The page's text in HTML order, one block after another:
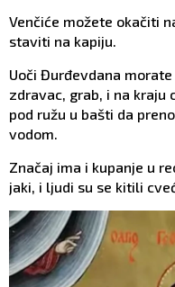
Venčiće možete okačiti
staviti na kapiju.
Uoči Đurđevdana
zdravac, grab, i na kraju
pod ružu u bašti da
vodom.
Značaj ima i kupanje u
jaki, i ljudi su se kitili